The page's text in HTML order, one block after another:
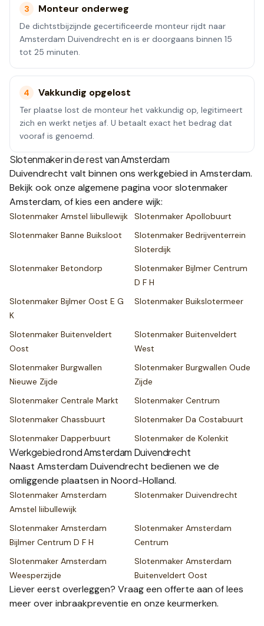
3 Monteur onderweg
De dichtstbijzijnde gecertificeerde monteur rijdt naar
Amsterdam Duivendrecht en is er doorgaans binnen 15
tot 25 minuten.
4 Vakkundig opgelost
Ter plaatse lost de monteur het vakkundig op, legitimeert
zich en werkt netjes af. U betaalt exact het bedrag dat
vooraf is genoemd.
Slotenmaker in de rest vanAmsterdam
Duivendrecht valt binnen ons werkgebied in Amsterdam.
Bekijk ook onze algemene pagina voor slotenmaker
Amsterdam, of kies een andere wijk:
Slotenmaker Amstel Iiibullewijk Slotenmaker Apollobuurt
Slotenmaker Banne Buiksloot Slotenmaker Bedrijventerrein
Sloterdijk
Slotenmaker Betondorp Slotenmaker Bijlmer Centrum
D F H
Slotenmaker Bijlmer Oost E G
K
Slotenmaker Buikslotermeer
Slotenmaker Buitenveldert
Oost
Slotenmaker Buitenveldert
West
Slotenmaker Burgwallen
Nieuwe Zijde
Slotenmaker Burgwallen Oude
Zijde
Slotenmaker Centrale Markt Slotenmaker Centrum
Slotenmaker Chassbuurt Slotenmaker Da Costabuurt
Slotenmaker Dapperbuurt Slotenmaker de Kolenkit
Werkgebied rondAmsterdam Duivendrecht
Naast Amsterdam Duivendrecht bedienen we de
omliggende plaatsen in Noord-Holland.
Slotenmaker Amsterdam
Amstel Iiibullewijk
Slotenmaker Duivendrecht
Slotenmaker Amsterdam
Bijlmer Centrum D F H
Slotenmaker Amsterdam
Centrum
Slotenmaker Amsterdam
Weesperzijde
Slotenmaker Amsterdam
Buitenveldert Oost
Liever eerst overleggen? Vraag een offerte aan of lees
meer overinbraakpreventie en onze keurmerken.